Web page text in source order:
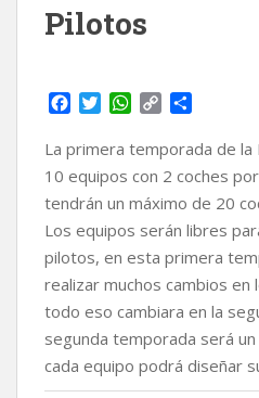
Pilotos
c
e
b
o
o
k
i
t
t
e
r
W
a
t
s
A
p
p
p
y
L
i
n
k
m
p
a
r
t
i
r
La primera temporada de la
10 equipos con 2 coches
tendrán un máximo de 20
Los equipos serán libres
pilotos, en esta primera
realizar muchos cambios en
todo eso cambiara en la
segunda temporada será
cada equipo podrá diseñar